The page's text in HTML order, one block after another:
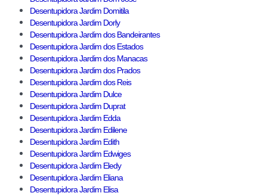
Desentupidora Jardim Domitila
Desentupidora Jardim Dorly
Desentupidora Jardim dos Bandeirantes
Desentupidora Jardim dos Estados
Desentupidora Jardim dos Manacas
Desentupidora Jardim dos Prados
Desentupidora Jardim dos Reis
Desentupidora Jardim Dulce
Desentupidora Jardim Duprat
Desentupidora Jardim Edda
Desentupidora Jardim Edilene
Desentupidora Jardim Edith
Desentupidora Jardim Edwiges
Desentupidora Jardim Eledy
Desentupidora Jardim Eliana
Desentupidora Jardim Elisa